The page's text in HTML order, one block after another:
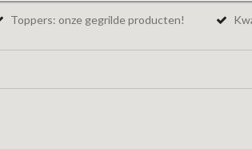
Toppers: onze gegrilde producten!